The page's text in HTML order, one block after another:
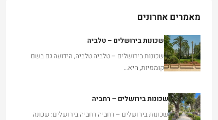
מאמרים אחרונים
שכונות בירושלים – טלביה
שכונות בירושלים – טלביה טלביה, הידועה גם בשם
קוממיות, היא…
שכונות בירושלים – רחביה
שכונות בירושלים – רחביה רחביה בירושלים: שכונה